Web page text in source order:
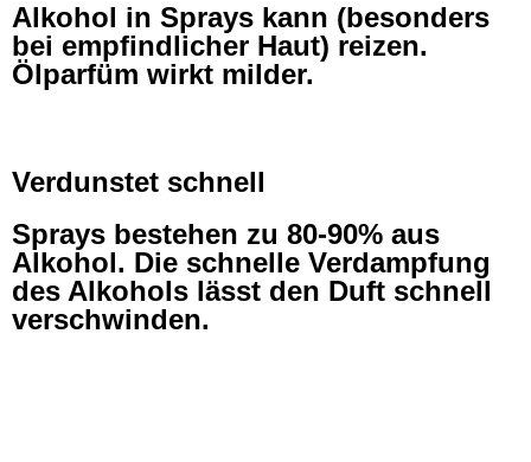
Alkohol in Sprays kann (besonders
bei empfindlicher Haut) reizen.
Ölparfüm wirkt milder.
Verdunstet schnell
Sprays bestehen zu 80-90% aus
Alkohol. Die schnelle Verdampfung
des Alkohols lässt den Duft schnell
verschwinden.